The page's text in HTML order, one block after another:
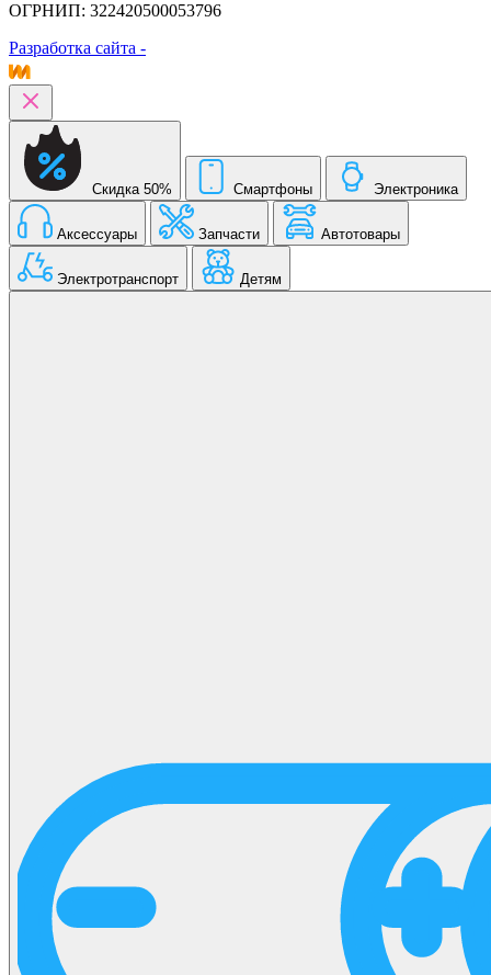
ОГРНИП: 322420500053796
Разработка сайта -
Скидка 50% Смартфоны Электроника
Аксессуары Запчасти Автотовары
Электротранспорт Детям